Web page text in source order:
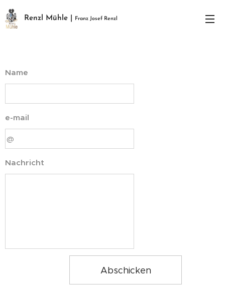
Renzl Mühle | Franz Josef Renzl
Name
e-mail
Nachricht
Abschicken